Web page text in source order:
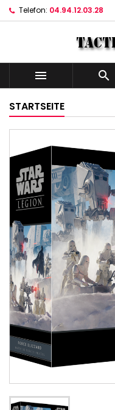
Telefon: 04.94.12.03.28
 
STARTSEITE